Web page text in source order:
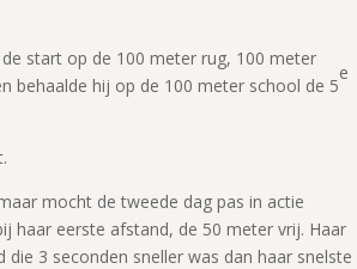
start op de 100 meter rug, 100 meter
behaalde hij op de 100 meter school de 5
e
mocht de tweede dag pas in actie
haar eerste afstand, de 50 meter vrij. Haar
3 seconden sneller was dan haar snelste